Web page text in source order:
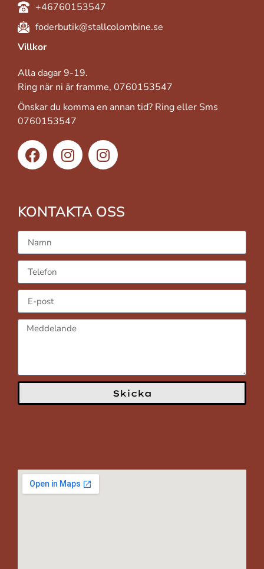
+46760153547
foderbutik@stallcolombine.se
Villkor
Alla dagar 9-19.
Ring när ni är framme, 0760153547
Önskar du komma en annan tid? Ring eller Sms
0760153547
KONTAKTA OSS
Skicka